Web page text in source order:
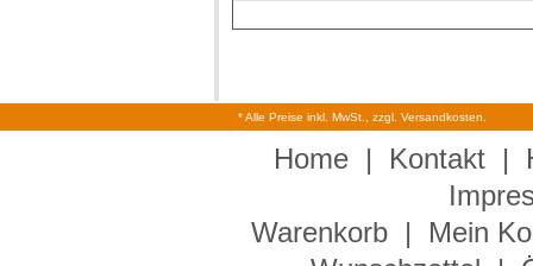
* Alle Preise inkl. MwSt., zzgl. Versandkosten.
Home | Kontakt |
Warenkorb
|
Mein